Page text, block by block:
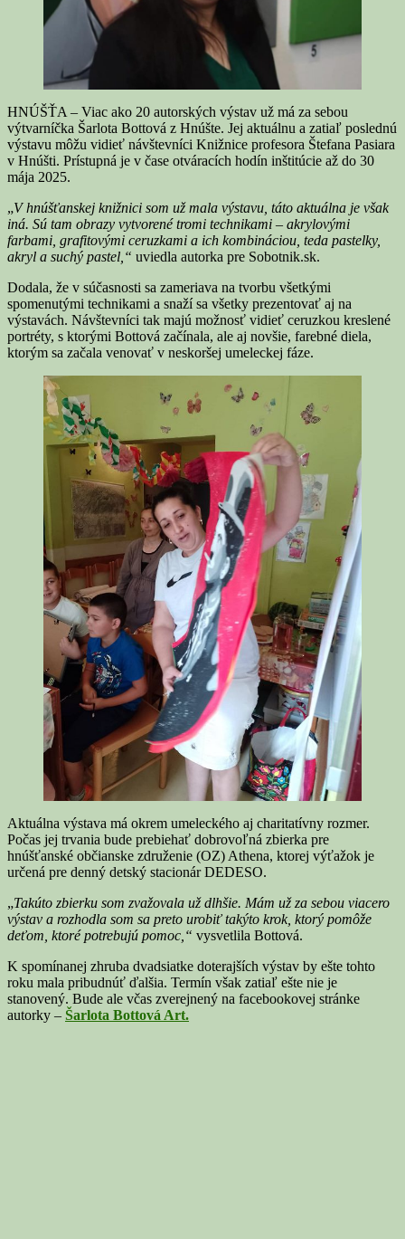
HNÚŠŤA – Viac ako 20 autorských výstav už má za sebou
výtvarníčka Šarlota Bottová z Hnúšte. Jej aktuálnu a zatiaľ poslednú
výstavu môžu vidieť návštevníci Knižnice profesora Štefana Pasiara
v Hnúšti. Prístupná je v čase otváracích hodín inštitúcie až do 30
mája 2025.
„Vhnúšťanskej knižnici som už mala výstavu, táto aktuálna je však
iná. Sú tam obrazy vytvorené tromi technikami – akrylovými
farbami, grafitovými ceruzkami a ich kombináciou, teda pastelky,
akryl a suchý pastel,“ uviedla autorka pre Sobotnik.sk.
Dodala, že v súčasnosti sa zameriava na tvorbu všetkými
spomenutými technikami a snaží sa všetky prezentovať aj na
výstavách. Návštevníci tak majú možnosť vidieť ceruzkou kreslené
portréty, s ktorými Bottová začínala, ale aj novšie, farebné diela,
ktorým sa začala venovať v neskoršej umeleckej fáze.
Aktuálna výstava má okrem umeleckého aj charitatívny rozmer.
Počas jej trvania bude prebiehať dobrovoľná zbierka pre
hnúšťanské občianske združenie (OZ) Athena, ktorej výťažok je
určená pre denný detský stacionár DEDESO.
„Takúto zbierku som zvažovala už dlhšie. Mám už za sebou viacero
výstav a rozhodla som sa preto urobiť takýto krok, ktorý pomôže
deťom, ktoré potrebujú pomoc,“ vysvetlila Bottová.
K spomínanej zhruba dvadsiatke doterajších výstav by ešte tohto
roku mala pribudnúť ďalšia. Termín však zatiaľ ešte nie je
stanovený. Bude ale včas zverejnený na facebookovej stránke
autorky – Šarlota Bottová Art.